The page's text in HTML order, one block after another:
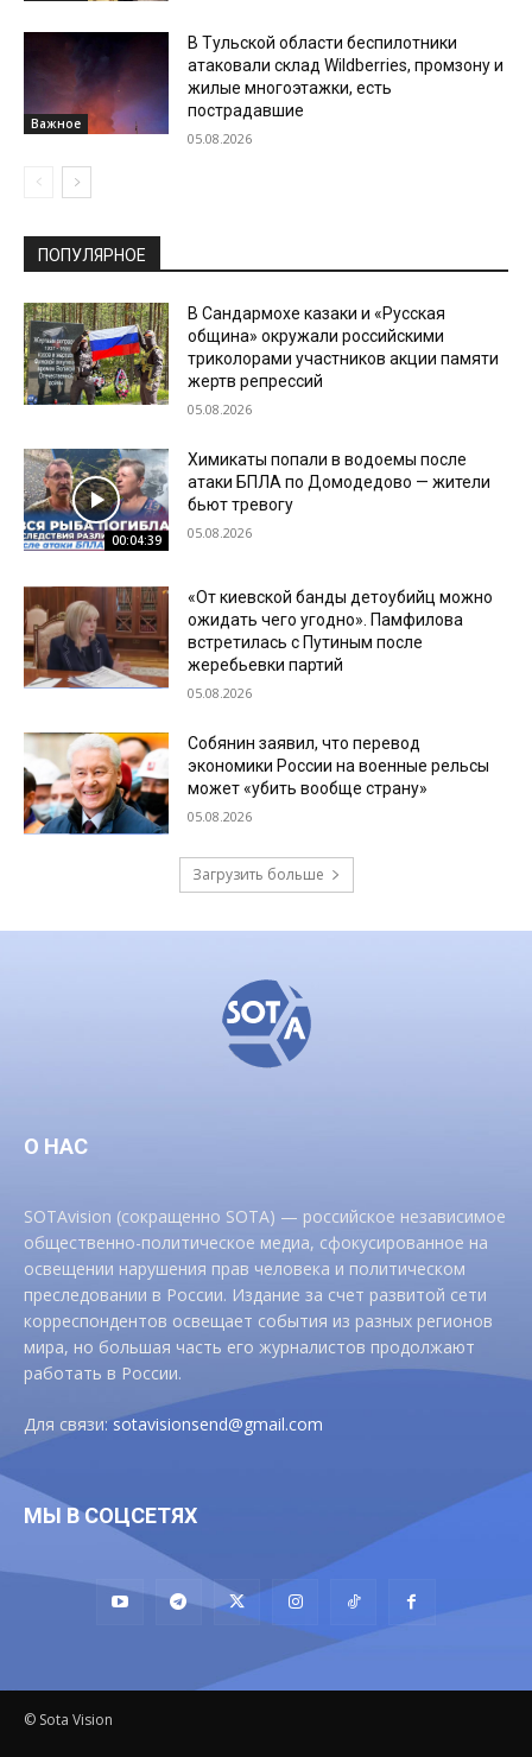
Важное
В Тульской области беспилотники
атаковали склад Wildberries, промзону и
жилые многоэтажки, есть
пострадавшие
05.08.2026
ПОПУЛЯРНОЕ
В Сандармохе казаки и «Русская
община» окружали российскими
триколорами участников акции памяти
жертв репрессий
05.08.2026
00:04:39
Химикаты попали в водоемы после
атаки БПЛА по Домодедово — жители
бьют тревогу
05.08.2026
«От киевской банды детоубийц можно
ожидать чего угодно». Памфилова
встретилась с Путиным после
жеребьевки партий
05.08.2026
Собянин заявил, что перевод
экономики России на военные рельсы
может «убить вообще страну»
05.08.2026
Загрузить больше
О НАС
SOTAvision (сокращенно SOTA) — российское независимое
общественно-политическое медиа, сфокусированное на
освещении нарушения прав человека и политическом
преследовании в России. Издание за счет развитой сети
корреспондентов освещает события из разных регионов
мира, но большая часть его журналистов продолжают
работать в России.
Для связи:sotavisionsend@gmail.com
МЫ В СОЦСЕТЯХ
© Sota Vision